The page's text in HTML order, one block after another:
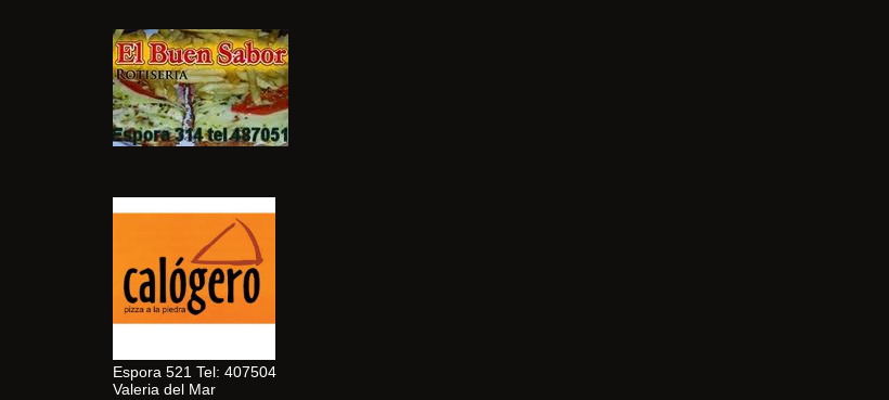
Espora 521 Tel: 407504
Valeria del Mar